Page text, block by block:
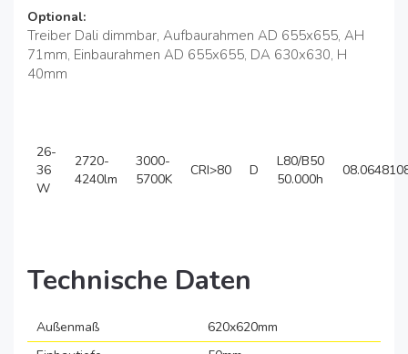
Optional:
Treiber Dali dimmbar, Aufbaurahmen AD 655x655, AH
71mm, Einbaurahmen AD 655x655, DA 630x630, H
40mm
26-
36
W
2720-
4240lm
3000-
5700K
CRI>80 D
L80/B50
50.000h
Technische Daten
Außenmaß
620x620mm